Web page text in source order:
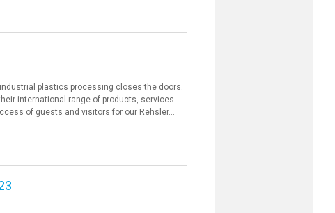
plastics processing closes the doors.
international range of products, services
of guests and visitors for our Rehsler...